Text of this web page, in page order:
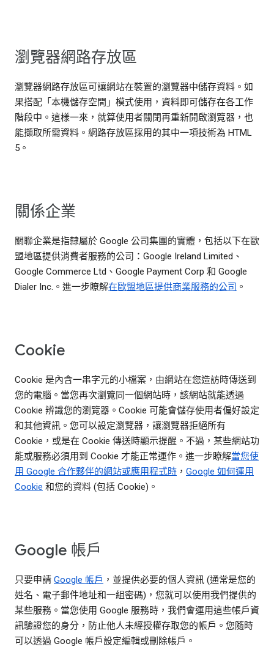
瀏覽器網路存放區
瀏覽器網路存放區可讓網站在裝置的瀏覽器中儲存資料。如
果搭配「本機儲存空間」模式使用，資料即可儲存在各工作
階段中。這樣一來，就算使用者關閉再重新開啟瀏覽器，也
能擷取所需資料。網路存放區採用的其中一項技術為 HTML
5。
關係企業
關聯企業是指隸屬於 Google 公司集團的實體，包括以下在歐
盟地區提供消費者服務的公司：Google Ireland Limited、
Google Commerce Ltd、Google Payment Corp 和 Google
Dialer Inc.。進一步瞭解在歐盟地區提供商業服務的公司 。
Cookie
Cookie 是內含一串字元的小檔案，由網站在您造訪時傳送到
您的電腦。當您再次瀏覽同一個網站時，該網站就能透過
Cookie 辨識您的瀏覽器。Cookie 可能會儲存使用者偏好設定
和其他資訊。您可以設定瀏覽器，讓瀏覽器拒絕所有
Cookie，或是在 Cookie 傳送時顯示提醒。不過，某些網站功
能或服務必須用到 Cookie 才能正常運作。進一步瞭解當您使
用 Google 合作夥伴的網站或應用程式時 ， Google 如何運用
Cookie 和您的資料 (包括 Cookie)。
Google 帳戶
只要申請 Google 帳戶 ，並提供必要的個人資訊 (通常是您的
姓名、電子郵件地址和一組密碼)，您就可以使用我們提供的
某些服務。當您使用 Google 服務時，我們會運用這些帳戶資
訊驗證您的身分，防止他人未經授權存取您的帳戶。您隨時
可以透過 Google 帳戶設定編輯或刪除帳戶。